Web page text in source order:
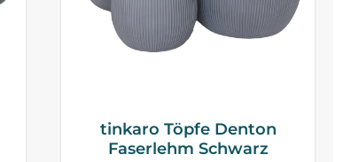
tinkaro Töpfe Denton
Faserlehm Schwarz